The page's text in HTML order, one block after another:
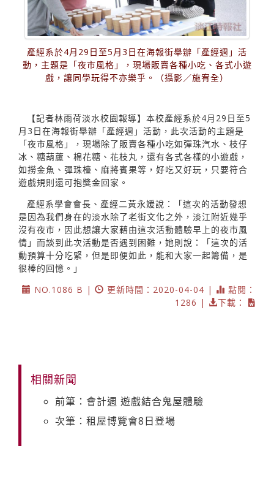
產經系於4月29日至5月3日在海報街舉辦「產經週」活
動，主題是「夜市風格」，現場販賣各種小吃、各式小遊
戲，讓同學玩得不亦樂乎。（攝影／施宥全）
【記者林雨荷淡水校園報導】本校產經系於4月29日至5
月3日在海報街舉辦「產經週」活動，此次活動的主題是
「夜市風格」，現場除了販賣各種小吃如彈珠汽水、枝仔
冰、糖葫蘆、棉花糖、花枝丸，還有各式各樣的小遊戲，
如撈金魚、彈珠檯、麻將賓果等，好吃又好玩，只要符合
遊戲規則還可抱獎金回家。
產經系學會會長、產經二黃永媛說：「這次的活動發想
是因為我們身在的淡水除了老街文化之外，淡江附近幾乎
沒有夜市，因此想讓大家藉由這次活動體驗早上的夜市風
情」而談到此次活動是否遇到困難，她則說：「這次的活
動預算十分吃緊，但是即便如此，能和大家一起籌備，是
很棒的回憶。」
NO.1086 B |
更新時間：2020-04-04 |
點閱：
1286 |
下載：
相關新聞
前筆：會計週 遊戲結合鬼屋體驗
次筆：租屋博覽會8日登場